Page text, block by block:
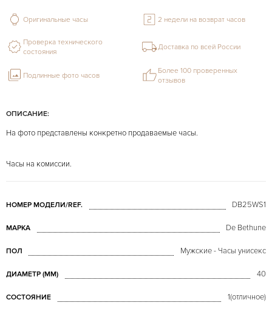
ОПИСАНИЕ:
На фото представлены конкретно продаваемые часы.
Часы на комиссии.
НОМЕР МОДЕЛИ/REF. DB25WS1
МАРКА De Bethune
ПОЛ Мужские - Часы унисекс
ДИАМЕТР (MM) 40
СОСТОЯНИЕ 1(отличное)
Оригинальные часы 2 недели на возврат часов
Проверка технического
состояния
Доставка по всей России
Подлинные фото часов
Более 100 проверенных
отзывов